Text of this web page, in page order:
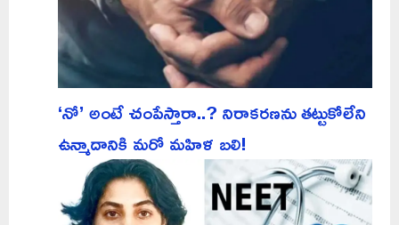
‘నో’ అంటే చంపేస్తారా..? నిరాకరణను తట్టుకోలేని
ఉన్మాదానికి మరో మహిళ బలి!